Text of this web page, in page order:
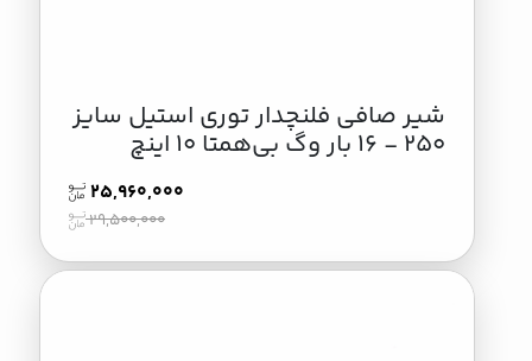
شیر صافی فلنچدار توری استیل سایز
250 - 16 بار وگ بی‌همتا 10 اینچ
25,960,000
29,500,000